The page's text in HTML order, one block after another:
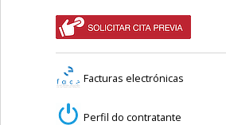
Facturas electrónicas
Perfil do contratante